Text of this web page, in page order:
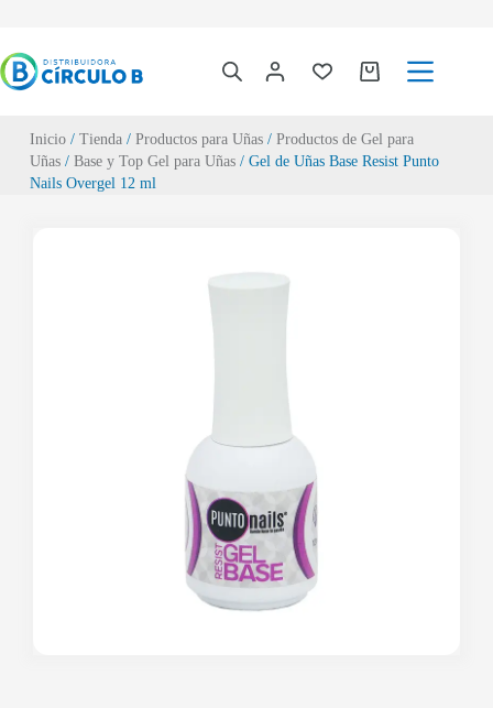
Inicio/ Tienda/ Productos para Uñas/ Productos de Gel para
Uñas/ Base y Top Gel para Uñas/ Gel de Uñas Base Resist Punto
Nails Overgel 12 ml